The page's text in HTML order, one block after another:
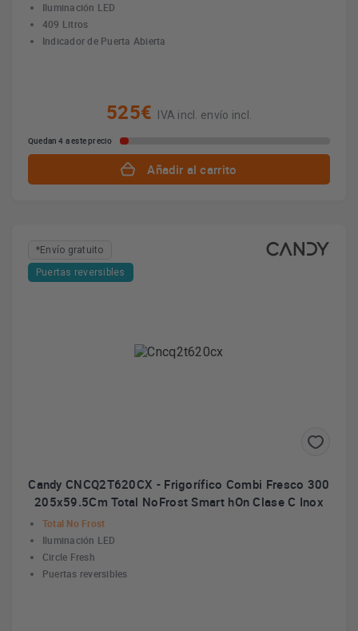
Iluminación LED
409 Litros
Indicador de Puerta Abierta
525€ IVA incl. envío incl.
Quedan 4 a este precio
Añadir al carrito
*Envío gratuito
Puertas reversibles
Candy CNCQ2T620CX - Frigorífico Combi Fresco 300
205x59.5Cm Total NoFrost Smart hOn Clase C Inox
Total No Frost
Iluminación LED
Circle Fresh
Puertas reversibles